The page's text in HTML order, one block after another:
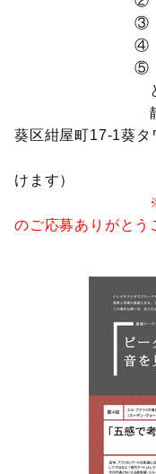
③ 年
④ 住所（郵
⑤ 電話
と、返信面
静岡市美術
葵区紺屋町17-1葵タ
（1件につ
けます）
のご応募ありがとう